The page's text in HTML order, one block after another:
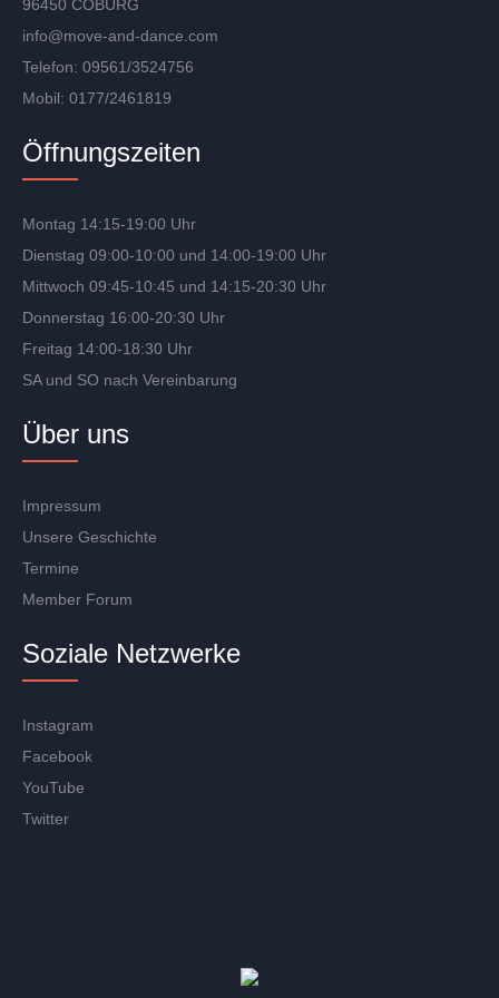
96450 COBURG
info@move-and-dance.com
Telefon: 09561/3524756
Mobil: 0177/2461819
Öffnungszeiten
Montag 14:15-19:00 Uhr
Dienstag 09:00-10:00 und 14:00-19:00 Uhr
Mittwoch 09:45-10:45 und 14:15-20:30 Uhr
Donnerstag 16:00-20:30 Uhr
Freitag 14:00-18:30 Uhr
SA und SO nach Vereinbarung
Über uns
Impressum
Unsere Geschichte
Termine
Member Forum
Soziale Netzwerke
Instagram
Facebook
YouTube
Twitter